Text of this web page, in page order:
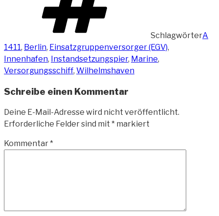
SchlagwörterA
1411, Berlin, Einsatzgruppenversorger (EGV),
Innenhafen, Instandsetzungspier, Marine,
Versorgungsschiff, Wilhelmshaven
Schreibe einen Kommentar
Deine E-Mail-Adresse wird nicht veröffentlicht.
Erforderliche Felder sind mit * markiert
Kommentar*